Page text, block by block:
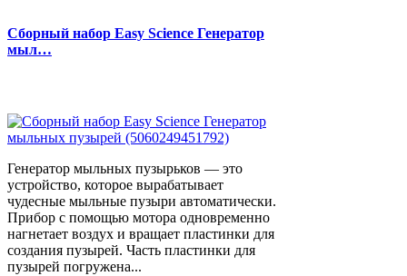
Сборный набор Easy Science Генератор
мыл…
Генератор мыльных пузырьков — это
устройство, которое вырабатывает
чудесные мыльные пузыри автоматически.
Прибор с помощью мотора одновременно
нагнетает воздух и вращает пластинки для
создания пузырей. Часть пластинки для
пузырей погружена...